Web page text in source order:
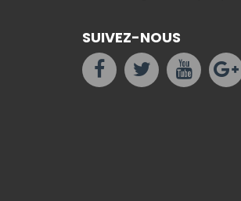
SUIVEZ-NOUS